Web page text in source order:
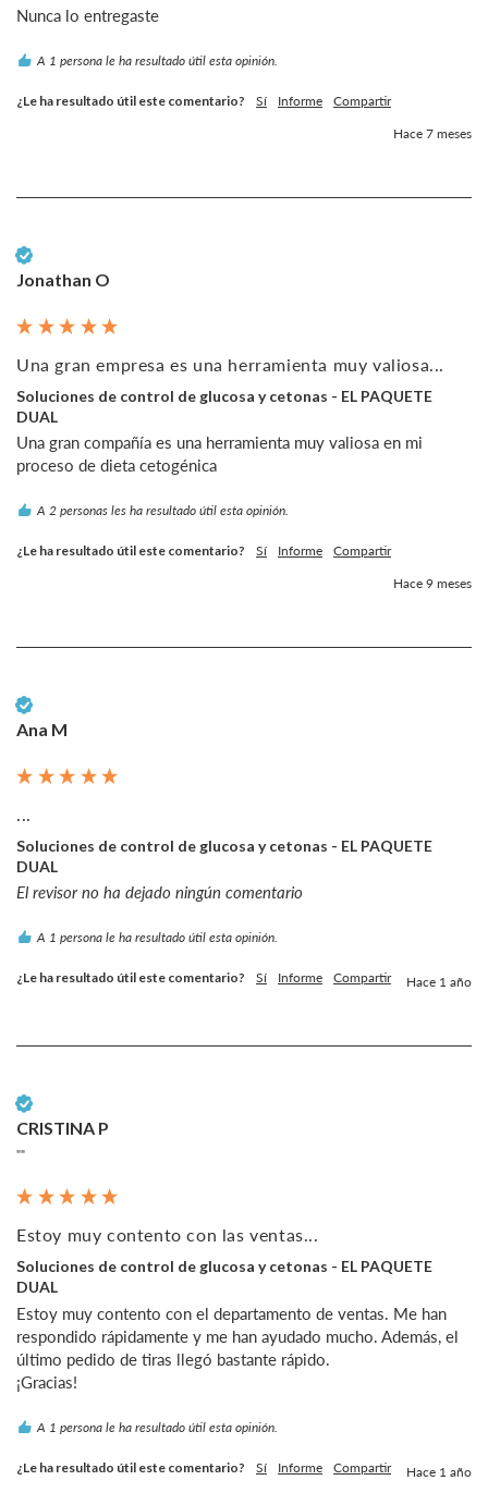
Nunca lo entregaste
A 1 persona le ha resultado útil esta opinión.
¿Le ha resultado útil este comentario? Sí Informe
Compartir
Hace 7 meses
Jonathan O
Una gran empresa es una herramienta muy valiosa...
Soluciones de control de glucosa y cetonas - EL PAQUETE
DUAL
Una gran compañía es una herramienta muy valiosa en mi
proceso de dieta cetogénica
A 2 personas les ha resultado útil esta opinión.
¿Le ha resultado útil este comentario? Sí Informe
Compartir
Hace 9 meses
Ana M
...
Soluciones de control de glucosa y cetonas - EL PAQUETE
DUAL
El revisor no ha dejado ningún comentario
A 1 persona le ha resultado útil esta opinión.
¿Le ha resultado útil este comentario? Sí Informe Compartir Hace 1 año
CRISTINA P
""
Estoy muy contento con las ventas...
Soluciones de control de glucosa y cetonas - EL PAQUETE
DUAL
Estoy muy contento con el departamento de ventas. Me han
respondido rápidamente y me han ayudado mucho. Además, el
último pedido de tiras llegó bastante rápido.
¡Gracias!
A 1 persona le ha resultado útil esta opinión.
¿Le ha resultado útil este comentario? Sí Informe Compartir Hace 1 año